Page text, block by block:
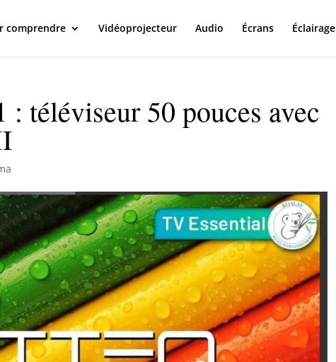
comprendre Vidéoprojecteur Audio Écrans Éclairage
téléviseur 50 pouces avec